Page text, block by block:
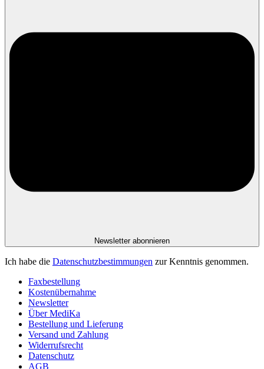
Newsletter abonnieren
Ich habe die Datenschutzbestimmungen zur Kenntnis genommen.
Faxbestellung
Kostenübernahme
Newsletter
Über MediKa
Bestellung und Lieferung
Versand und Zahlung
Widerrufsrecht
Datenschutz
AGB